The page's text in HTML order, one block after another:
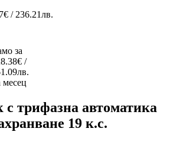
/ 236.21лв.
за
/
месец
с трифазна автоматика
19 к.с.